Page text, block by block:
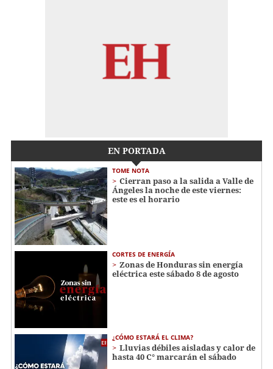
EN PORTADA
TOME NOTA
Cierran paso a la salida a Valle de
Ángeles la noche de este viernes:
este es el horario
CORTES DE ENERGÍA
Zonas de Honduras sin energía
eléctrica este sábado 8 de agosto
¿CÓMO ESTARÁ EL CLIMA?
Lluvias débiles aisladas y calor de
hasta 40 C° marcarán el sábado